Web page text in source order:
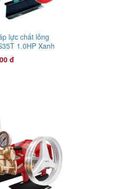
lỏng Con Ong
Xanh rêu
lực chất lỏng
1.0HP Xanh
bằng sức kéo
đ